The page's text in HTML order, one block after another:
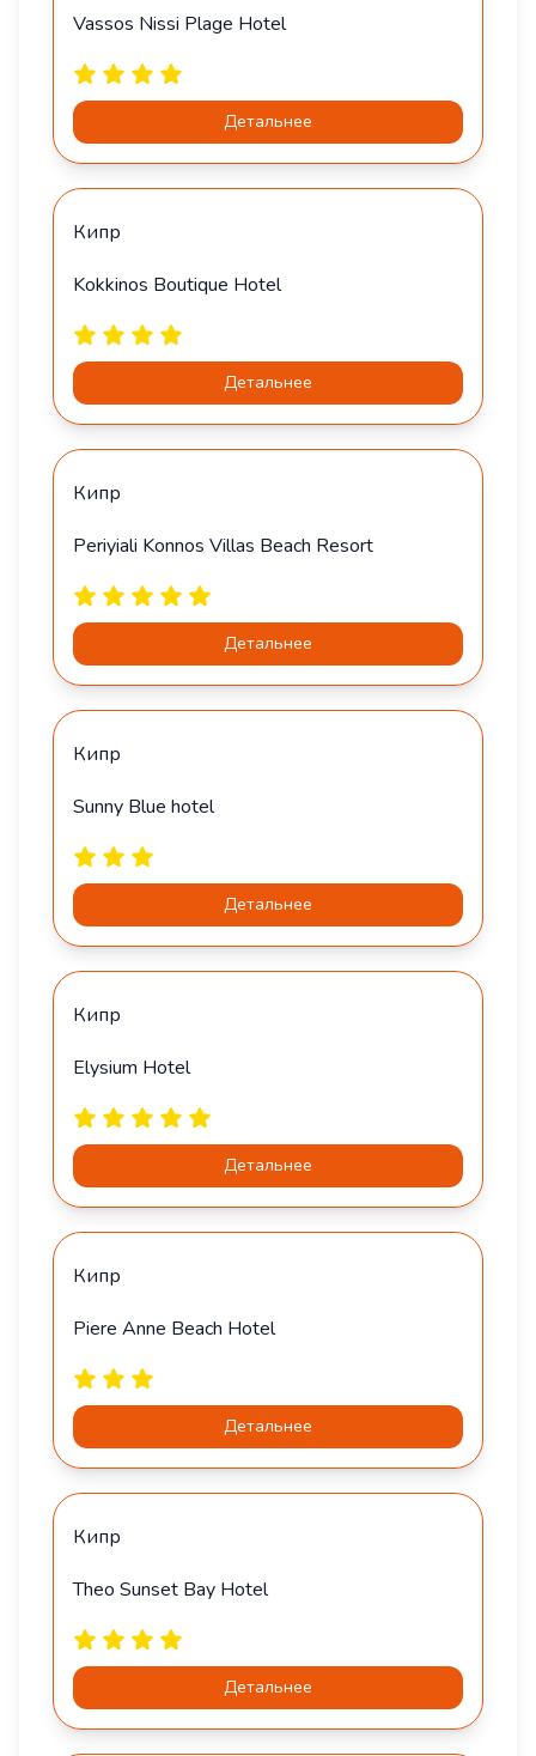
Vassos Nissi Plage Hotel
Детальнее
Кипр
Kokkinos Boutique Hotel
Детальнее
Кипр
Periyiali Konnos Villas Beach Resort
Детальнее
Кипр
Sunny Blue hotel
Детальнее
Кипр
Elysium Hotel
Детальнее
Кипр
Piere Anne Beach Hotel
Детальнее
Кипр
Theo Sunset Bay Hotel
Детальнее